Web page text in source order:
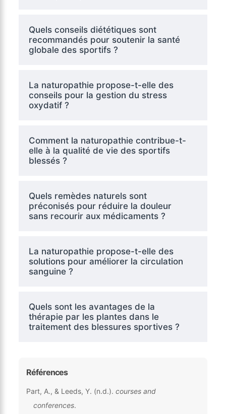
Quels conseils diététiques sont
recommandés pour soutenir la santé
globale des sportifs ?
La naturopathie propose-t-elle des
conseils pour la gestion du stress
oxydatif ?
Comment la naturopathie contribue-t-
elle à la qualité de vie des sportifs
blessés ?
Quels remèdes naturels sont
préconisés pour réduire la douleur
sans recourir aux médicaments ?
La naturopathie propose-t-elle des
solutions pour améliorer la circulation
sanguine ?
Quels sont les avantages de la
thérapie par les plantes dans le
traitement des blessures sportives ?
Références
Part, A., & Leeds, Y. (n.d.). courses and
conferences.